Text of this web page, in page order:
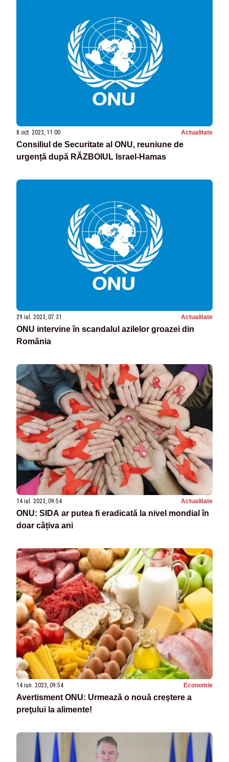
8 oct. 2023, 11:00 Actualitate
Consiliul de Securitate al ONU, reuniune de
urgență după RĂZBOIUL Israel-Hamas
29 iul. 2023, 07:31 Actualitate
ONU intervine în scandalul azilelor groazei din
România
14 iul. 2023, 09:54 Actualitate
ONU: SIDA ar putea fi eradicată la nivel mondial în
doar câțiva ani
14 iun. 2023, 09:54 Economie
Avertisment ONU: Urmează o nouă creştere a
preţului la alimente!